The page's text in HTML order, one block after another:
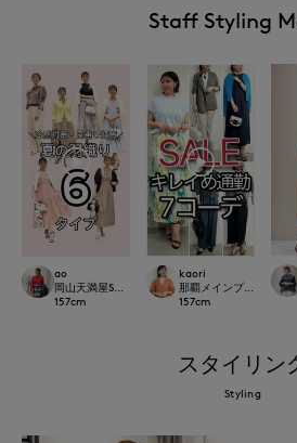
Staff Styling
ao
岡山天満屋SUPERIORCLOSET
157cm
kaori
那覇メインプレイス
157cm
スタイリン
Styling